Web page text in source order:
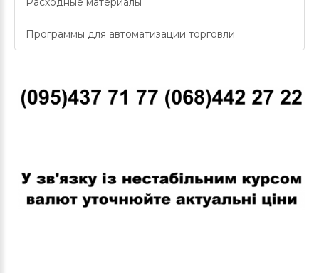
Программы для автоматизации торговли